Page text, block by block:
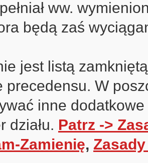
ww.
będą zaś
jest listą
precedensu. W
inne
działu. Patrz ->
Zamienię,